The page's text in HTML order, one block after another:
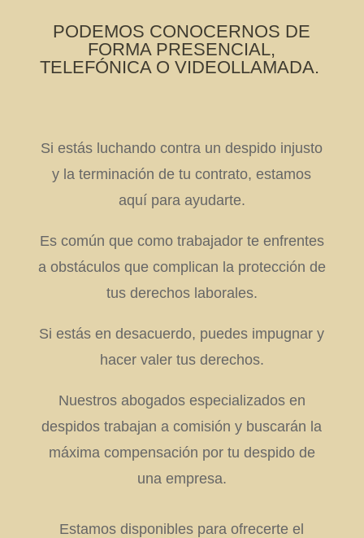
PODEMOS CONOCERNOS DE
FORMA PRESENCIAL,
TELEFÓNICA O VIDEOLLAMADA.
Si estás luchando contra un despido injusto
y la terminación de tu contrato, estamos
aquí para ayudarte.
Es común que como trabajador te enfrentes
a obstáculos que complican la protección de
tus derechos laborales.
Si estás en desacuerdo, puedes impugnar y
hacer valer tus derechos.
Nuestros abogados especializados en
despidos trabajan a comisión y buscarán la
máxima compensación por tu despido de
una empresa.
Estamos disponibles para ofrecerte el